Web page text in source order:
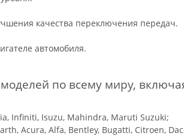
качества переключения передач.
автомобиля.
по всему миру,
Infiniti, Isuzu, Mahindra, Maruti Suzuki;
Acura, Alfa, Bentley, Bugatti, Citroen,